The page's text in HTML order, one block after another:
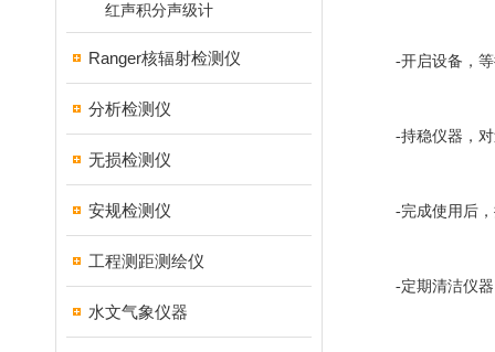
红声积分声级计
Ranger核辐射检测仪
分析检测仪
无损检测仪
安规检测仪
工程测距测绘仪
水文气象仪器
-开启设备，等
-持稳仪器，对
-完成使用后，
-定期清洁仪器